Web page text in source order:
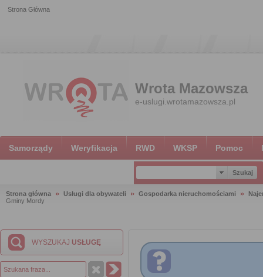
Strona Główna
Wrota Mazowsza
e-uslugi.wrotamazowsza.pl
Samorządy Weryfikacja RWD WKSP Pomoc
Strona główna Usługi dla obywateli Gospodarka nieruchomościami
Gminy Mordy
WYSZUKAJ USŁUGĘ